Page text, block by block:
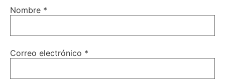
Nombre *
Correo electrónico *